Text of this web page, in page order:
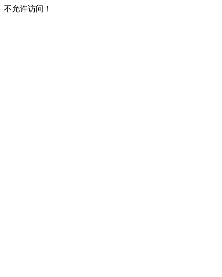
不允许访问！